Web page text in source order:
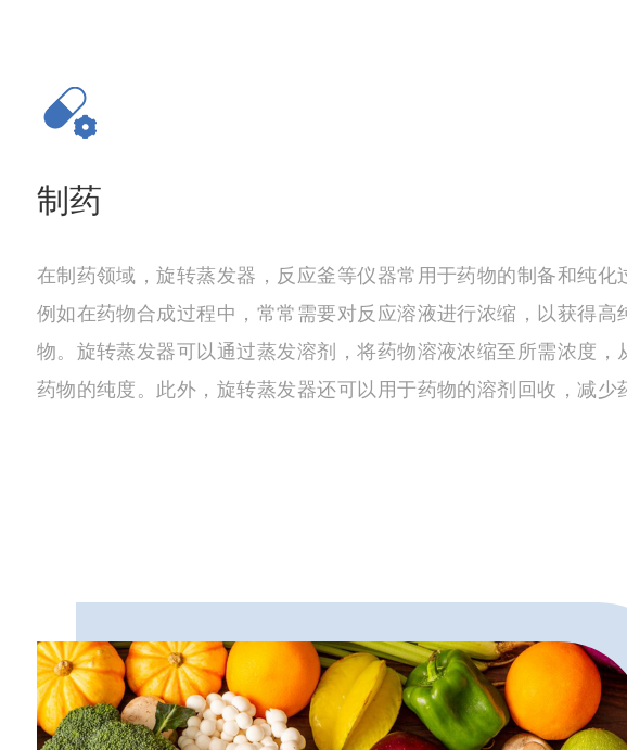
制药
在制药领域，旋转蒸发器，反应釜等仪器常用于药物的制备和纯化
例如在药物合成过程中，常常需要对反应溶液进行浓缩，以获得高
物。旋转蒸发器可以通过蒸发溶剂，将药物溶液浓缩至所需浓度，
药物的纯度。此外，旋转蒸发器还可以用于药物的溶剂回收，减少